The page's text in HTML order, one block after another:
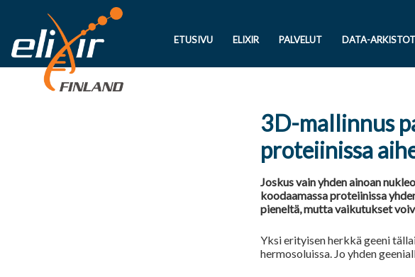
ETUSIVU ELIXIR PALVELUT DATA-ARKISTOT
3D-mallinnus
proteiinissa
Joskus vain yhden ainoan
koodaamassa proteiinissa
pieneltä, mutta vaikutukset
Yksi erityisen herkkä geeni
hermosoluissa. Jo yhden